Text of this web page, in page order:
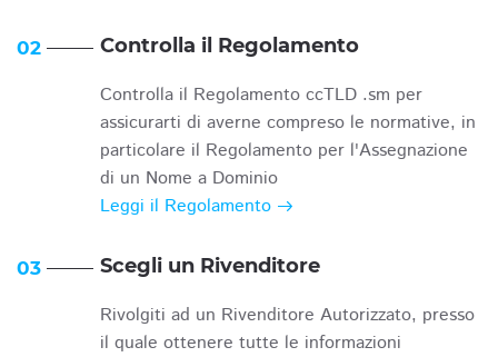
02 Controlla il Regolamento
Controlla il Regolamento ccTLD .sm per
assicurarti di averne compreso le normative, in
particolare il Regolamento per l'Assegnazione
di un Nome a Dominio
Leggi il Regolamento
03 Scegli un Rivenditore
Rivolgiti ad un Rivenditore Autorizzato, presso
il quale ottenere tutte le informazioni